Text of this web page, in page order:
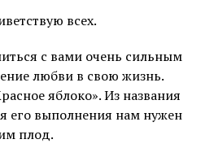
всех.
с вами очень сильным
любви в свою жизнь.
яблоко». Из названия
его выполнения нам нужен
плод.